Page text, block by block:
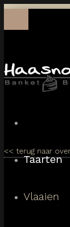
Toggle
Taarten
Vlaaien
<< terug naar